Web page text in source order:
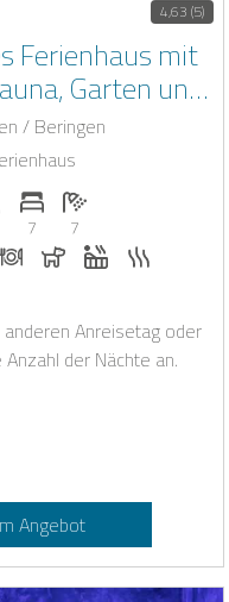
4,63 (5)
Ferienhaus mit
Garten und
in Beringen
/ Beringen
Anzahl der Personen: 20
Anzahl der Schlafzimmer: 7
7
Anzahl der
7
auf Anfrage
Auto Ladestation auf Anfrage
Abendessen auf Anfrage
Hunde erlaubt
Whirlpool
Anreisetag oder
der Nächte an.
Angebot